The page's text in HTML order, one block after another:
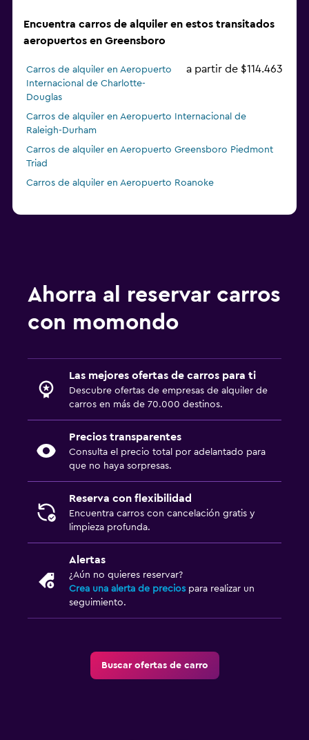
Encuentra carros de alquiler en estos transitados
aeropuertos en Greensboro
Carros de alquiler en Aeropuerto
Internacional de Charlotte-
Douglas
a partir de $114.463
Carros de alquiler en Aeropuerto Internacional de
Raleigh-Durham
Carros de alquiler en Aeropuerto Greensboro Piedmont
Triad
Carros de alquiler en Aeropuerto Roanoke
Ahorra al reservar carros
con momondo
Las mejores ofertas de carros para ti
Descubre ofertas de empresas de alquiler de
carros en más de 70.000 destinos.
Precios transparentes
Consulta el precio total por adelantado para
que no haya sorpresas.
Reserva con flexibilidad
Encuentra carros con cancelación gratis y
limpieza profunda.
Alertas
¿Aún no quieres reservar?
Crea una alerta de precios para realizar un
seguimiento.
Buscar ofertas de carro